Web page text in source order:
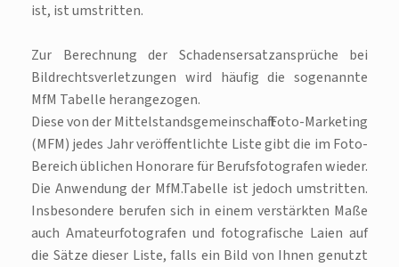
ist, ist umstritten.
Zur Berechnung der Schadensersatzansprüche bei
Bildrechtsverletzungen wird häufig die sogenannte
MfM Tabelle herangezogen.
Diese von der Mittelstandsgemeinschaft Foto-Marketing
(MFM) jedes Jahr veröffentlichte Liste gibt die im Foto-
Bereich üblichen Honorare für Berufsfotografen wieder.
Die Anwendung der MfM.Tabelle ist jedoch umstritten.
Insbesondere berufen sich in einem verstärkten Maße
auch Amateurfotografen und fotografische Laien auf
die Sätze dieser Liste, falls ein Bild von Ihnen genutzt